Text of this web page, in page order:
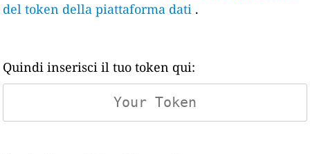
del token della piattaforma dati .
Quindi inserisci il tuo token qui: